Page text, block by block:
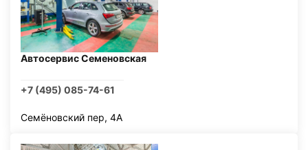
Автосервис Семеновская
+7 (495) 085-74-61
Семёновский пер, 4А